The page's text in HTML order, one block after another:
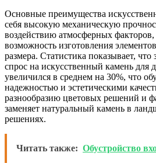
Основные преимущества
себя высокую механическую
воздействию атмосферных факторов,
возможность изготовления
размера. Статистика показывает, что
спрос на искусственный камень
увеличился в среднем на 30%, что
надежностью и эстетическими
разнообразию цветовых решений и
заменяет натуральный камень в
решениях.
Читать также: Обустройство